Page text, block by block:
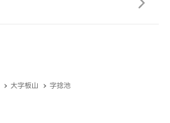
大字板山 字捻池